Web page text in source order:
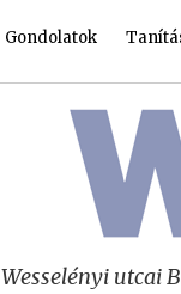
Gondolatok
Wesselényi utcai